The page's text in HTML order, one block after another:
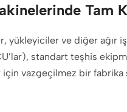
Tam
ve diğer ağır
standart teşhis
vazgeçilmez bir fabrika